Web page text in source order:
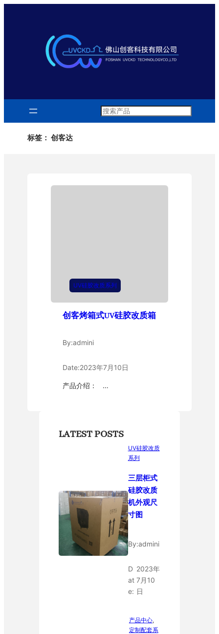
Search
标签： 创客达
UV硅胶改质系列
创客烤箱式UV硅胶改质箱
By:admini
Date:2023年7月10日
产品介绍： …
LATEST POSTS
UV硅胶改质
系列
三层柜式
硅胶改质
机外观尺
寸图
By:admini
D
at
e:
2023年
7月10
日
产品中心
定制配套系